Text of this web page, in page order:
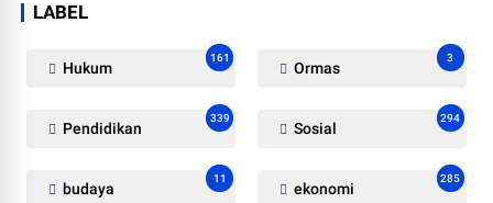
LABEL
Hukum
161
Ormas
3
Pendidikan
339
Sosial
294
budaya
11
ekonomi
285